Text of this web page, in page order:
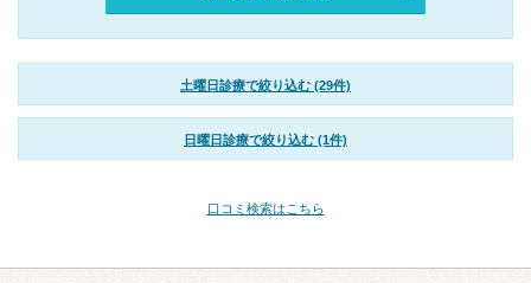
土曜日診療で絞り込む (29件)
日曜日診療で絞り込む (1件)
口コミ検索はこちら